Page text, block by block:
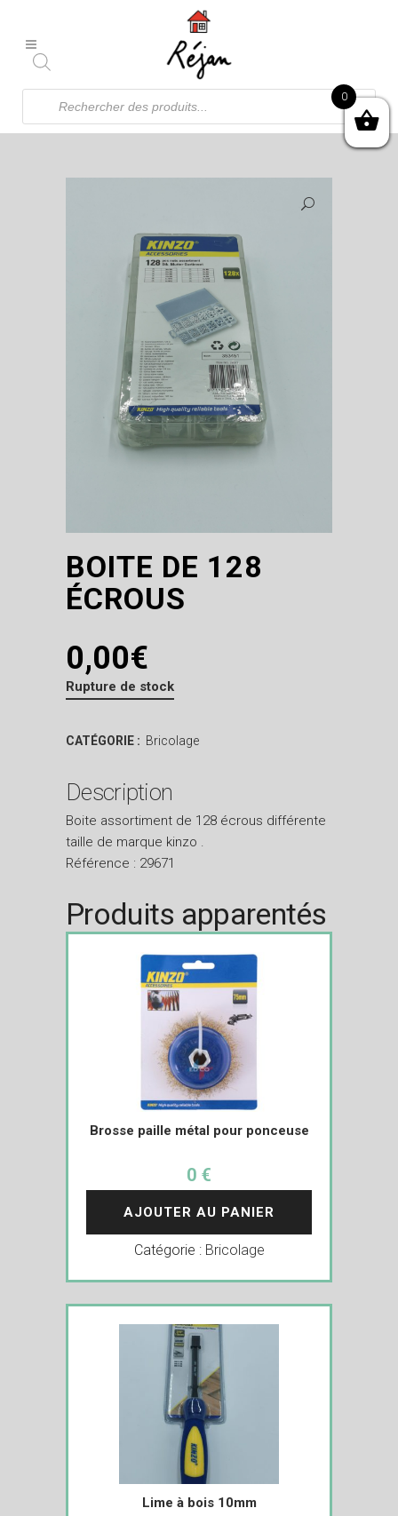
Recherche
produits
BOITE DE 128
ÉCROUS
0,00€
Rupture de stock
CATÉGORIE : Bricolage
Description
Boite assortiment de 128 écrous différente
taille de marque kinzo .
Référence : 29671
Produits apparentés
Brosse paille métal pour ponceuse
0 €
AJOUTER AU PANIER
Catégorie : Bricolage
Lime à bois 10mm
0